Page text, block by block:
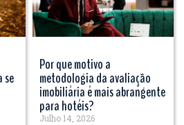
se
Por que motivo a
metodologia da avaliação
imobiliária é mais abrangente
para hotéis?
Julho 14, 2026